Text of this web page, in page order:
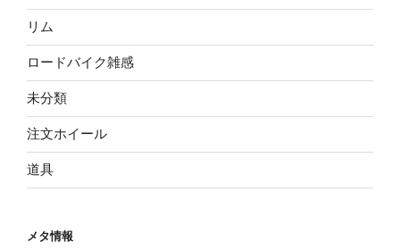
リム
ロードバイク雑感
未分類
注文ホイール
道具
メタ情報